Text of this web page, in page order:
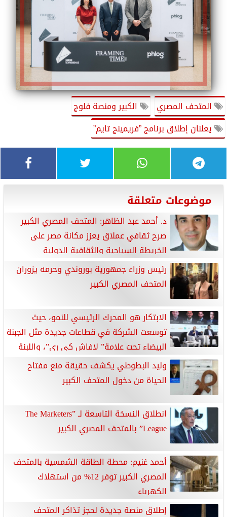
المتحف المصري
الكبير ومنصة فلوج
يعلنان إطلاق برنامج ”فريمينج تايم”
موضوعات متعلقة
د. أحمد عبد الظاهر: المتحف المصري الكبير
صرح ثقافي عملاق يعزز مكانة مصر على
الخريطة السياحية والثقافية الدولية
رئيس وزراء جمهورية بوروندي وحرمه يزوران
المتحف المصري الكبير
الابتكار هو المحرك الرئيسي للنمو، حيث
توسعت الشركة في قطاعات جديدة مثل الجبنة
البيضاء تحت علامة” لافاش كي ري”، واللبنة
التركية بالزعتر، و”كيري بروتينوليد البطوطي يكشف حقيقة منع مفتاح
الحياة من دخول المتحف الكبير
انطلاق النسخة التاسعة لـ ”The Marketers
League” بالمتحف المصري الكبير
أحمد غنيم: محطة الطاقة الشمسية بالمتحف
المصري الكبير توفر 12% من استهلاك
الكهرباء
إطلاق منصة جديدة لحجز تذاكر المتحف